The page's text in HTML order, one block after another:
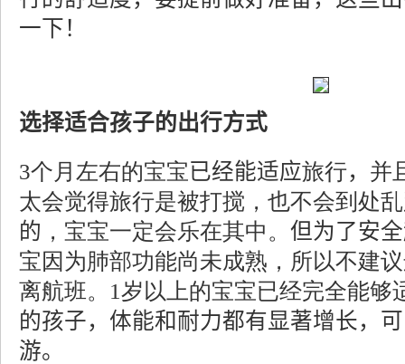
一下！
选择适合孩子的出行方式
3个月左右的宝宝已经能适应旅行， 并
太会觉得旅行是被打搅，也不会到处
的 ，宝宝一定会乐在其中。 但为了安
宝因为肺部功能尚未成熟，所以不建
离航班。 1岁以上的宝宝已经完全能够
的孩子， 体能和耐力都有显著增长，
游。